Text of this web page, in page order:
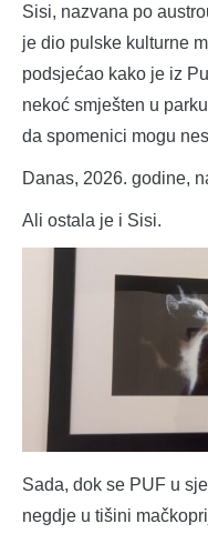
Sisi, nazvana po
je dio pulske kulturne
podsjećao kako je iz
nekoć smješten u
da spomenici mogu
Danas, 2026. godine,
Ali ostala je i Sisi.
Sada, dok se PUF u
negdje u tišini